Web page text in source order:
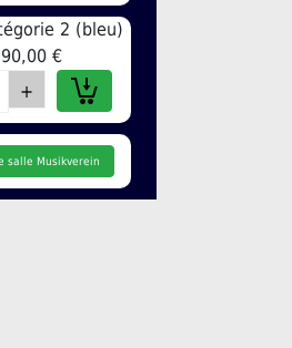
2 (bleu)
€
salle Musikverein